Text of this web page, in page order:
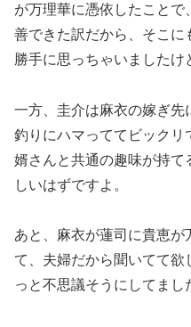
が万理華に憑依したこと
善できた訳だから、そこに
勝手に思っちゃいましたけ
一方、圭介は麻衣の嫁ぎ先
釣りにハマっててビックリ
婿さんと共通の趣味が持
しいはずですよ。
あと、麻衣が蓮司に貴恵
て、夫婦だから聞いてて欲
っと不思議そうにしてまし